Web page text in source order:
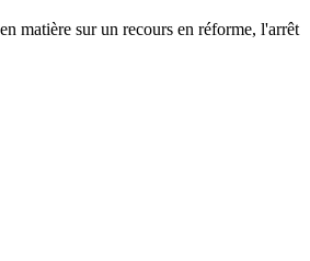
matière sur un recours en réforme, l'arrêt